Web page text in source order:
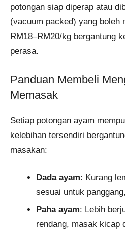
potongan siap diperap atau
(vacuum packed) yang boleh
RM18–RM20/kg bergantung
perasa.
Panduan Membeli
Memasak
Setiap potongan ayam
kelebihan tersendiri
masakan:
Dada ayam: Kurang
sesuai untuk
Paha ayam: Lebih
rendang, masak kicap